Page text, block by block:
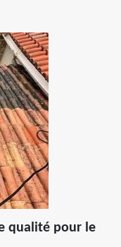
qualité pour le